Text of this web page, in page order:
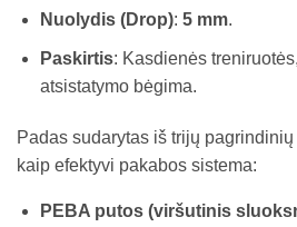
Nuolydis (Drop): 5 mm.
Paskirtis: Kasdienės
atsistatymo bėgima.
Padas sudarytas iš trijų
kaip efektyvi pakabos sistema:
PEBA putos (viršutinis